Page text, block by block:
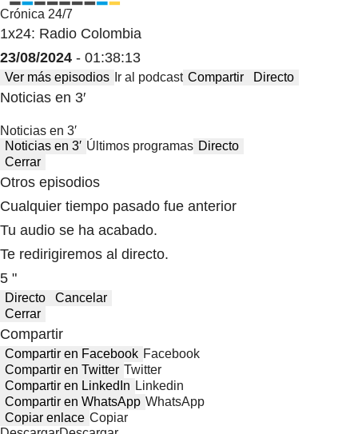
Crónica 24/7
1x24: Radio Colombia
23/08/2024 - 01:38:13
Ver más episodios Ir al podcast Compartir Directo
Noticias en 3′
Noticias en 3′
Noticias en 3′ Últimos programas Directo
Cerrar
Otros episodios
Cualquier tiempo pasado fue anterior
Tu audio se ha acabado.
Te redirigiremos al directo.
5 "
Directo
Cancelar
Cerrar
Compartir
Compartir en Facebook Facebook
Compartir en Twitter Twitter
Compartir en LinkedIn Linkedin
Compartir en WhatsApp WhatsApp
Copiar enlace Copiar